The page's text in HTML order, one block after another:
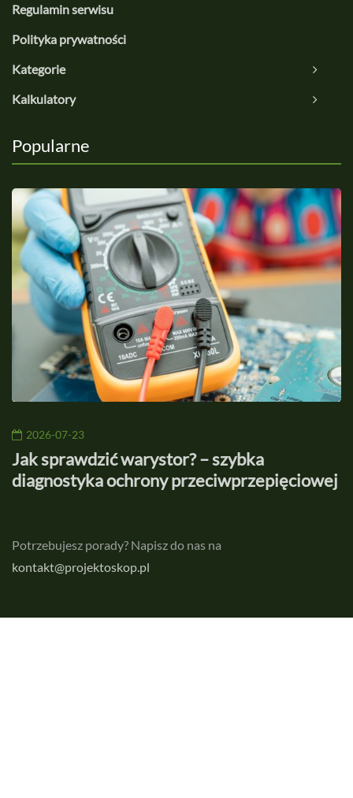
Regulamin serwisu
Polityka prywatności
Kategorie
Kalkulatory
Popularne
2026-07-23
Jak sprawdzić warystor? – szybka
diagnostyka ochrony przeciwprzepięciowej
Potrzebujesz porady? Napisz do nas na
kontakt@projektoskop.pl